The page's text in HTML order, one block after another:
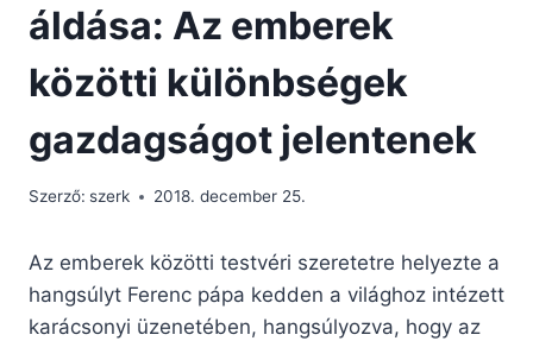
áldása: Az emberek
közötti különbségek
gazdagságot jelentenek
Szerző: szerk 2018. december 25.
Az emberek közötti testvéri szeretetre helyezte a
hangsúlyt Ferenc pápa kedden a világhoz intézett
karácsonyi üzenetében, hangsúlyozva, hogy az